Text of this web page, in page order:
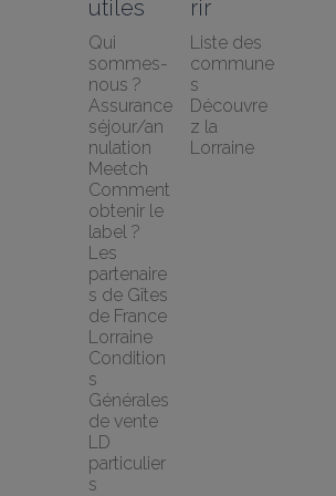
utiles
Qui
sommes-
nous ?
Assurance
séjour/an
nulation
Meetch
Comment
obtenir le
label ?
Les
partenaire
s de Gîtes
de France
Lorraine
Condition
s
Générales
de vente
LD
particulier
s
rir
Liste des
commune
s
Découvre
z la
Lorraine